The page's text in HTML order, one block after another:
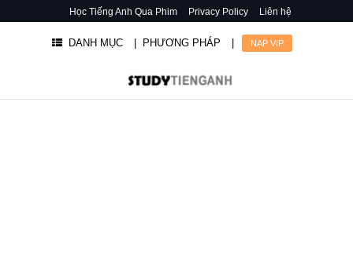
Học Tiếng Anh Qua Phim Privacy Policy Liên hệ
DANH MỤC | PHƯƠNG PHÁP NẠP VIP